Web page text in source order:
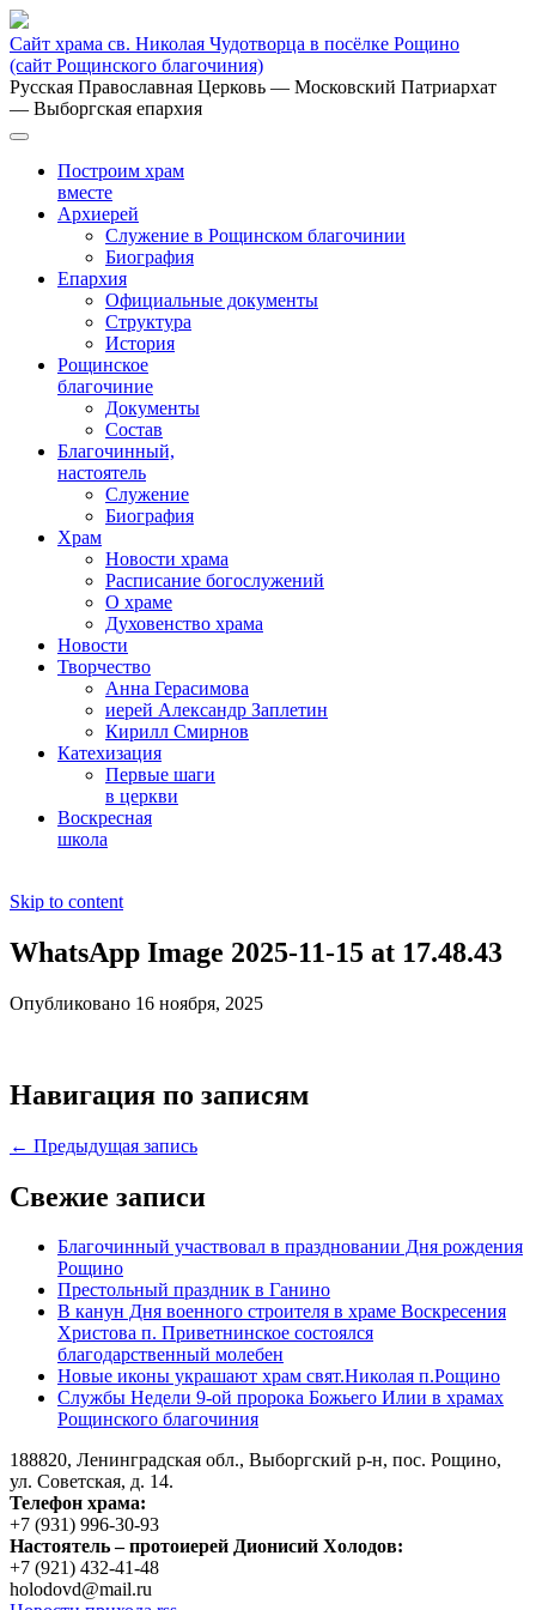
Сайт храма св. Николая Чудотворца в посёлке Рощино
(сайт Рощинского благочиния)
Русская Православная Церковь — Московский Патриархат
— Выборгская епархия
Построим храм
вместе
Архиерей
Служение в Рощинском благочинии
Биография
Епархия
Официальные документы
Структура
История
Рощинское
благочиние
Документы
Состав
Благочинный,
настоятель
Служение
Биография
Храм
Новости храма
Расписание богослужений
О храме
Духовенство храма
Новости
Творчество
Анна Герасимова
иерей Александр Заплетин
Кирилл Смирнов
Катехизация
Первые шаги
в церкви
Воскресная
школа
Skip to content
WhatsApp Image 2025-11-15 at 17.48.43
Опубликовано 16 ноября, 2025
Навигация по записям
← Предыдущая запись
Свежие записи
Благочинный участвовал в праздновании Дня рождения
Рощино
Престольный праздник в Ганино
В канун Дня военного строителя в храме Воскресения
Христова п. Приветнинское состоялся
благодарственный молебен
Новые иконы украшают храм свят.Николая п.Рощино
Службы Недели 9-ой пророка Божьего Илии в храмах
Рощинского благочиния
188820, Ленинградская обл., Выборгский р-н, пос. Рощино,
ул. Советская, д. 14.
Телефон храма:
+7 (931) 996-30-93
Настоятель – протоиерей Дионисий Холодов:
+7 (921) 432-41-48
holodovd@mail.ru